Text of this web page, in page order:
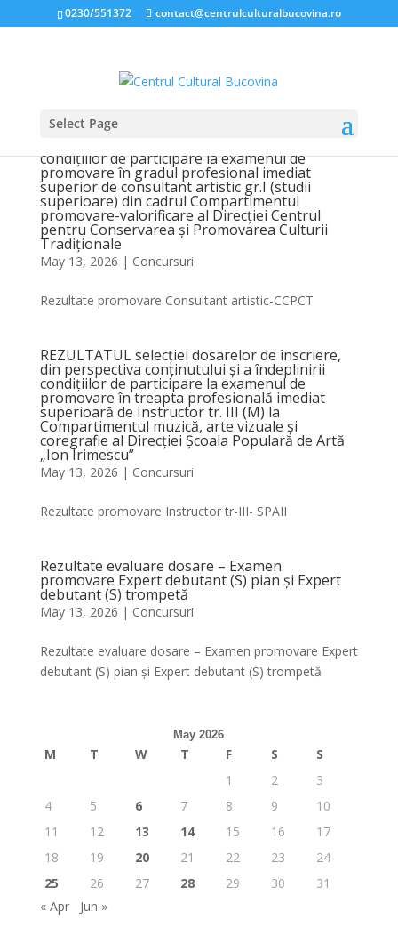
0230/551372 contact@centrulculturalbucovina.ro
Select Page
REZULTATUL selecției dosarelor de înscriere,
condițiilor de participare la examenul de
promovare în gradul profesional imediat
superior de consultant artistic gr.I (studii
superioare) din cadrul Compartimentul
promovare-valorificare al Direcției Centrul
pentru Conservarea și Promovarea Culturii
Tradiționale
May 13, 2026 | Concursuri
Rezultate promovare Consultant artistic-CCPCT
REZULTATUL selecției dosarelor de înscriere,
din perspectiva conținutului și a îndeplinirii
condițiilor de participare la examenul de
promovare în treapta profesională imediat
superioară de Instructor tr. III (M) la
Compartimentul muzică, arte vizuale și
coregrafie al Direcției Școala Populară de Artă
„Ion Irimescu”
May 13, 2026 | Concursuri
Rezultate promovare Instructor tr-III- SPAII
Rezultate evaluare dosare – Examen
promovare Expert debutant (S) pian și Expert
debutant (S) trompetă
May 13, 2026 | Concursuri
Rezultate evaluare dosare – Examen promovare Expert
debutant (S) pian și Expert debutant (S) trompetă
May 2026
M T W T F S
S
1
2
3
4
5 6 7 8 9
10
11
12 13 14 15 16
17
18
19 20 21 22 23
24
25
26 27 28 29 30
31
« Apr
Jun »